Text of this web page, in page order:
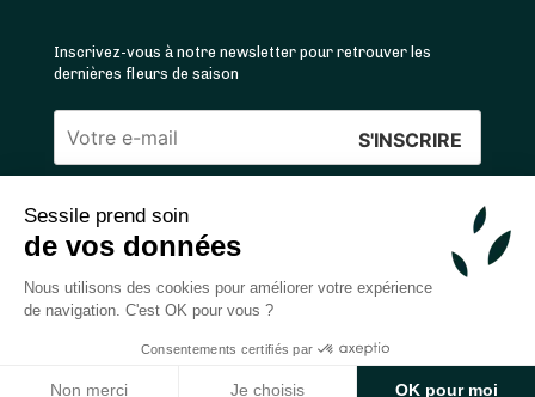
Sessile prend soin
de vos données
Nous utilisons des cookies pour améliorer votre expérience
de navigation. C'est OK pour vous ?
Consentements certifiés par
Non merci Je choisis OK pour moi
Ajouter au panier
Inscrivez-vous à notre newsletter pour retrouver les
dernières fleurs de saison
Veuillez
ce
champ
4.4 /5 ⭐ | 120 000+ bouquets livrés |
Achats 100% sécurisés
2026 — © Sessile SAS